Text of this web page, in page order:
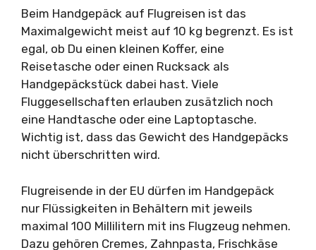
Beim Handgepäck auf Flugreisen ist das
Maximalgewicht meist auf 10 kg begrenzt. Es ist
egal, ob Du einen kleinen Koffer, eine
Reisetasche oder einen Rucksack als
Handgepäckstück dabei hast. Viele
Fluggesellschaften erlauben zusätzlich noch
eine Handtasche oder eine Laptoptasche.
Wichtig ist, dass das Gewicht des Handgepäcks
nicht überschritten wird.
Flugreisende in der EU dürfen im Handgepäck
nur Flüssigkeiten in Behältern mit jeweils
maximal 100 Millilitern mit ins Flugzeug nehmen.
Dazu gehören Cremes, Zahnpasta, Frischkäse